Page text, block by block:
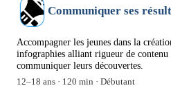
Communiquer ses
Accompagner les jeunes dans la
infographies alliant rigueur de
communiquer leurs découvertes.
12–18 ans · 120 min · Débutant